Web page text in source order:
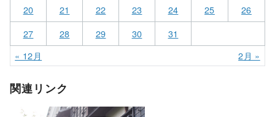
20
21 22 23 24 25
26
27
28 29 30
31
« 12月
2月 »
関連リンク